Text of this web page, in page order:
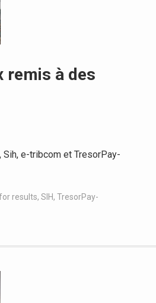
remis à des
e-tribcom et TresorPay-
results, SIH, TresorPay-